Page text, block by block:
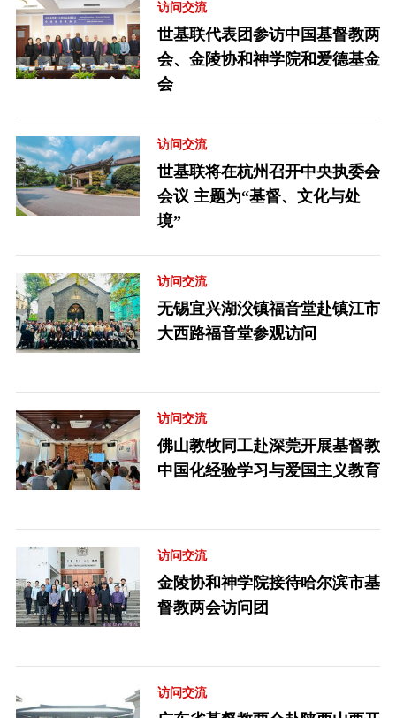
访问交流
世基联代表团参访中国基督教两
会、金陵协和神学院和爱德基金
会
访问交流
世基联将在杭州召开中央执委会
会议 主题为“基督、文化与处
境”
访问交流
无锡宜兴湖㳇镇福音堂赴镇江市
大西路福音堂参观访问
访问交流
佛山教牧同工赴深莞开展基督教
中国化经验学习与爱国主义教育
访问交流
金陵协和神学院接待哈尔滨市基
督教两会访问团
访问交流